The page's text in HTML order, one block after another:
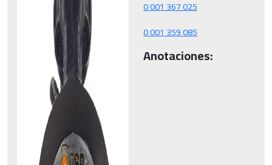
0 001 359 085
Anotaciones: